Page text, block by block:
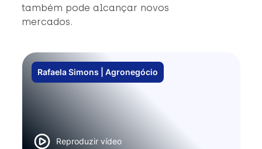
fireside chats, pitch sessions e conexões que
definem a agenda de investimento
Global Corporate Venturing (GCV). Inscreva-
se no link da bio #CVinBrasil
também pode alcançar novos
mercados.
Rafaela Simons | Agronegócio
Reproduzir vídeo